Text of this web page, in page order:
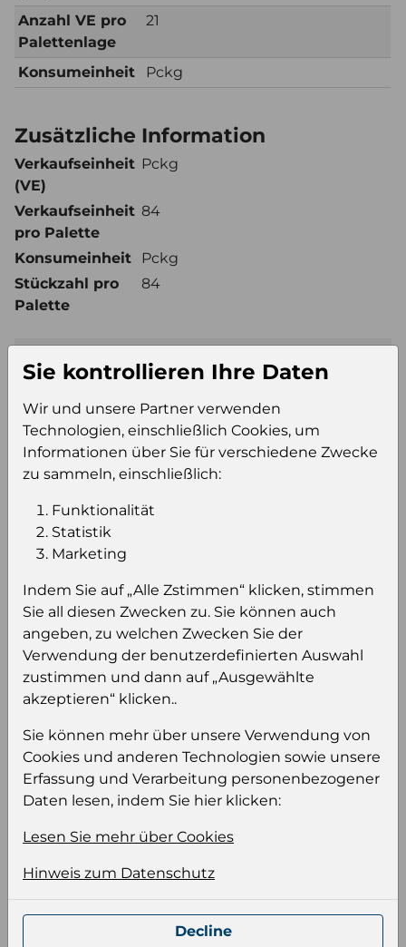
Anzahl VE pro
Palettenlage
21
Konsumeinheit Pckg
Zusätzliche Information
Verkaufseinheit
(VE)
Pckg
Verkaufseinheit
pro Palette
84
Konsumeinheit
Pckg
Stückzahl pro
Palette
84
Einloggen um den Preis zu
sehen
Sie müssen eingeloggt sein, um Preise zu
sehen und/oder dieses Produkt zu kaufen.
Produktinformation
Wählen Sie eine Sprache und ein Format für
Ihre Produktdatei aus
Sprache
Keiner
Format auswählen
Sie kontrollieren Ihre Daten
Wir und unsere Partner verwenden
Technologien, einschließlich Cookies, um
Informationen über Sie für verschiedene Zwecke
zu sammeln, einschließlich:
Funktionalität
Statistik
Marketing
Indem Sie auf „Alle Zstimmen“ klicken, stimmen
Sie all diesen Zwecken zu. Sie können auch
angeben, zu welchen Zwecken Sie der
Verwendung der benutzerdefinierten Auswahl
zustimmen und dann auf „Ausgewählte
akzeptieren“ klicken..
Sie können mehr über unsere Verwendung von
Cookies und anderen Technologien sowie unsere
Erfassung und Verarbeitung personenbezogener
Daten lesen, indem Sie hier klicken:
Lesen Sie mehr über Cookies
Hinweis zum Datenschutz
Decline